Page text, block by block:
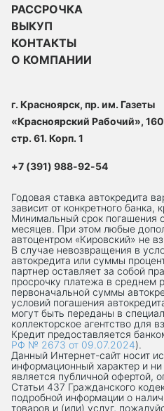
РАССРОЧКА
ВЫКУП
КОНТАКТЫ
О КОМПАНИИ
г. Красноярск, пр. им. Газеты
«Красноярский Рабочий»,
стр. 61. Корп. 1
+7 (391) 988-92-54
Годовая ставка автокредита
зависит от конкретного банка,
Минимальный срок погашения
месяцев. При этом любые
автоцентром «Кировский» не
В случае невозвращения в
автокредита или суммы
партнер оставляет за собой
просрочку платежа в среднем
первоначальной суммы
условий погашения
могут быть переданы в
коллекторское агентство для
Кредит предоставляется
РФ № 2673 от 09.07.2024).
Данный Интернет-сaйт носит
информационный характер и
является публичной офертой,
Статьи 437 Гражданского
подробной информации о
товаров и (или) услуг,